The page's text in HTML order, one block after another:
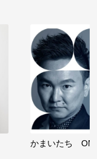
かまいたち